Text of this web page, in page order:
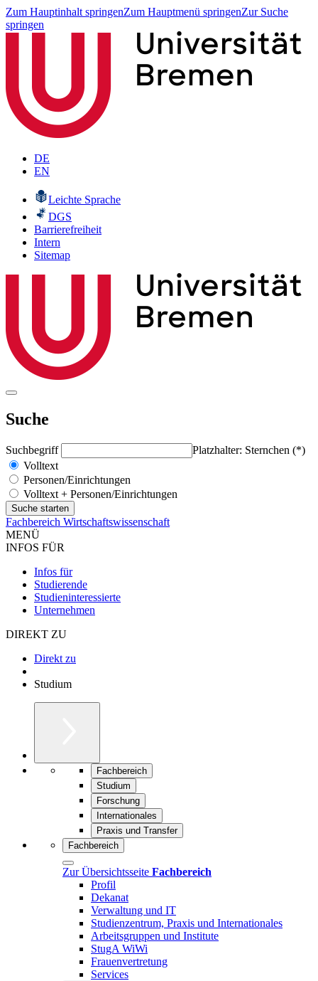
Zum Hauptinhalt springenZum Hauptmenü springenZur Suche
springen
DE
EN
Leichte Sprache
DGS
Barrierefreiheit
Intern
Sitemap
Suche
Suchbegriff
Platzhalter: Sternchen (*)
Volltext
Personen/Einrichtungen
Volltext + Personen/Einrichtungen
Fachbereich Wirtschaftswissenschaft
MENÜ
INFOS FÜR
Infos für
Studierende
Studieninteressierte
Unternehmen
DIREKT ZU
Direkt zu
Studium
Fachbereich
Studium
Forschung
Internationales
Praxis und Transfer
Fachbereich
Zur Übersichtsseite Fachbereich
Profil
Dekanat
Verwaltung und IT
Studienzentrum, Praxis und Internationales
Arbeitsgruppen und Institute
StugA WiWi
Frauenvertretung
Services